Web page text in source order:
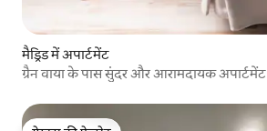
मैड्रिड में अपार्टमेंट
ग्रैन वाया के पास सुंदर और आरामदायक अपार्टमेंट